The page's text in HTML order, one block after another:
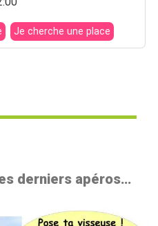
derniers apéros…